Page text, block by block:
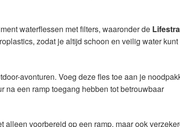
waterflessen met filters, waaronder de
zodat je altijd schoon en veilig water kunt
avonturen. Voeg deze fles toe aan je
na een ramp toegang hebben tot betrouwbaar
voorbereid op een ramp, maar ook